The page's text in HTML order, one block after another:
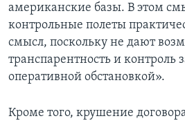
американские базы. В этом
контрольные полеты
смысл, поскольку не дают
транспарентность и контроль
оперативной обстановкой».
Кроме того, крушение